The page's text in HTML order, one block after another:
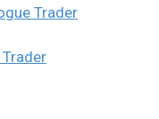
Trader